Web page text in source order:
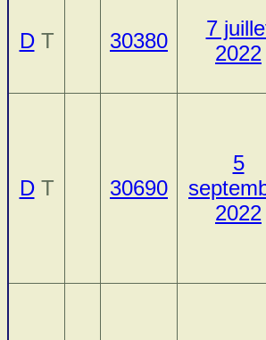
DT 30380
7
2022
DT 30690
5
2022